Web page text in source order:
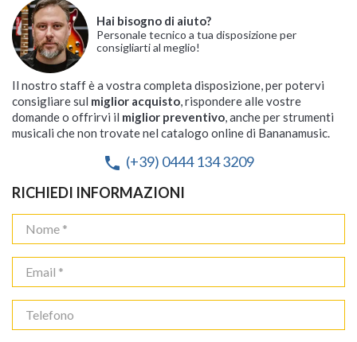
Hai bisogno di aiuto?
Personale tecnico a tua disposizione per
consigliarti al meglio!
Il nostro staff è a vostra completa disposizione, per potervi
consigliare sul miglior acquisto, rispondere alle vostre
domande o offrirvi il miglior preventivo, anche per strumenti
musicali che non trovate nel catalogo online di Bananamusic.
phone (+39) 0444 134 3209
RICHIEDI INFORMAZIONI